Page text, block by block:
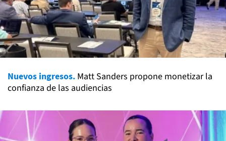
Nuevos ingresos. Matt Sanders propone monetizar la
confianza de las audiencias